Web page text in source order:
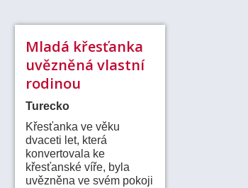
Mladá křesťanka
uvězněná vlastní
rodinou
Turecko
Křesťanka ve věku
dvaceti let, která
konvertovala ke
křesťanské víře, byla
uvězněna ve svém pokoji